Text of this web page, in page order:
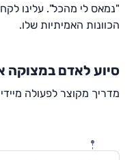
"נמאס לי מהכל". עלינו
הכוונות האמיתיות שלו.
סיוע לאדם במצוקה
מדריך מקוצר לפעולה